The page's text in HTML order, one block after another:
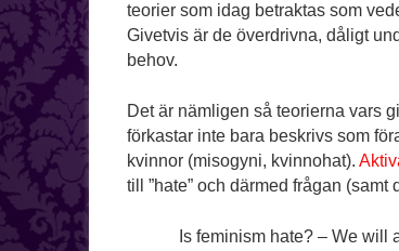
teorier som idag betraktas som
Givetvis är de överdrivna, dåligt
behov.
Det är nämligen så teorierna vars
förkastar inte bara beskrivs som
kvinnor (misogyni, kvinnohat).
till ”hate” och därmed frågan (samt
Is feminism hate? – We will